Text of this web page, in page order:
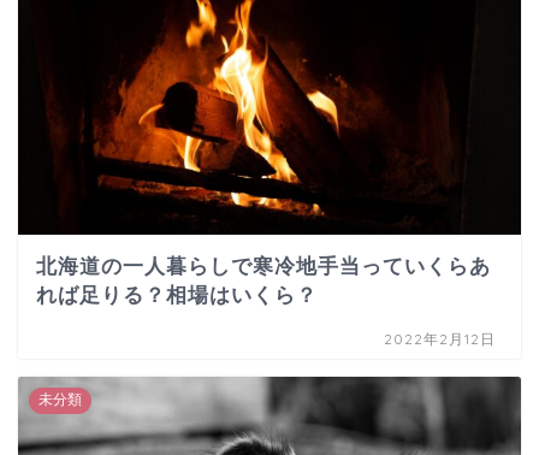
北海道の一人暮らしで寒冷地手当っていくらあ
れば足りる？相場はいくら？
2022年2月12日
未分類